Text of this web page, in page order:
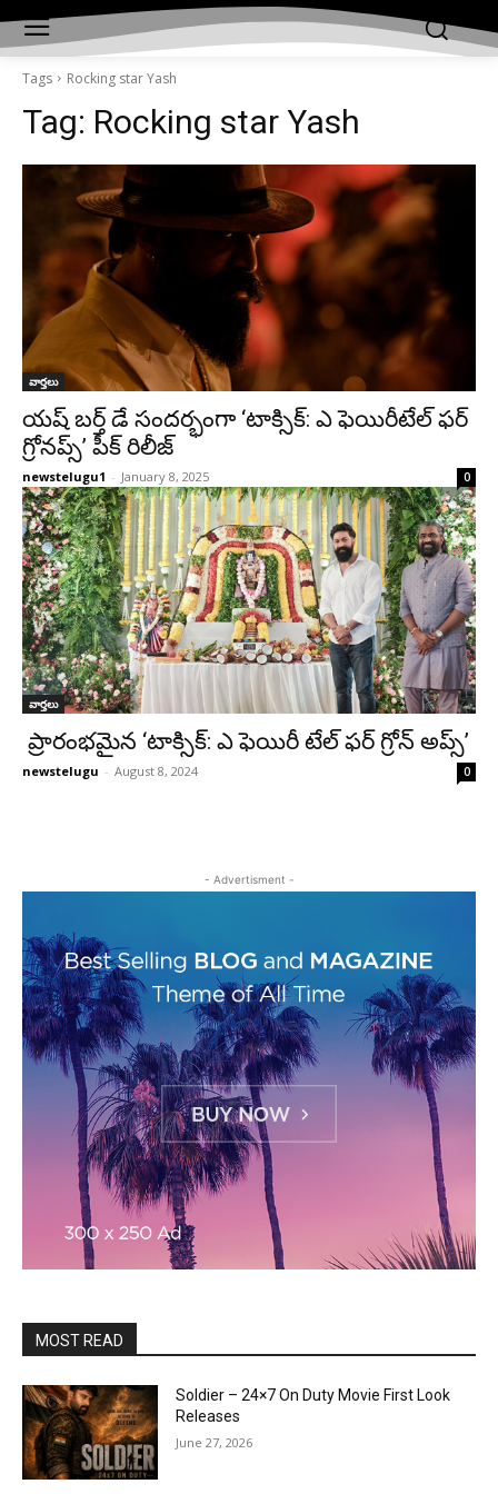
Tags Rocking star Yash
Tag: Rocking star Yash
వార్తలు
య‌ష్ బ‌ర్త్ డే సంద‌ర్భంగా ‘టాక్సిక్: ఎ ఫెయిరీటేల్ ఫర్
గ్రోనప్స్’ పీక్ రిలీజ్‌
newstelugu1 - January 8, 2025 0
వార్తలు
ప్రారంభ‌మైన ‘టాక్సిక్: ఎ ఫెయిరీ టేల్ ఫ‌ర్ గ్రోన్ అప్స్‌’
newstelugu - August 8, 2024 0
- Advertisment -
MOST READ
Soldier – 24×7 On Duty Movie First Look
Releases
June 27, 2026